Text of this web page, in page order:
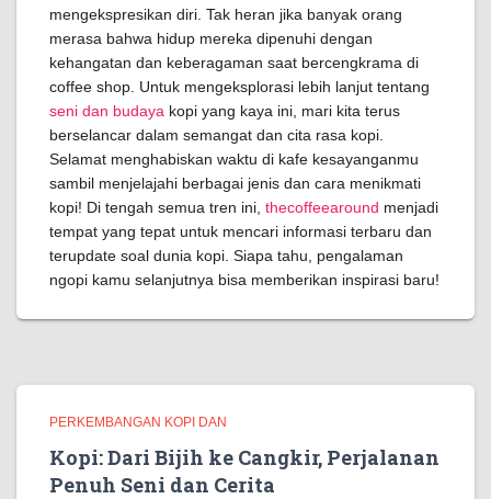
mengekspresikan diri. Tak heran jika banyak orang
merasa bahwa hidup mereka dipenuhi dengan
kehangatan dan keberagaman saat bercengkrama di
coffee shop. Untuk mengeksplorasi lebih lanjut tentang
seni dan budaya kopi yang kaya ini, mari kita terus
berselancar dalam semangat dan cita rasa kopi.
Selamat menghabiskan waktu di kafe kesayanganmu
sambil menjelajahi berbagai jenis dan cara menikmati
kopi! Di tengah semua tren ini, thecoffeearound menjadi
tempat yang tepat untuk mencari informasi terbaru dan
terupdate soal dunia kopi. Siapa tahu, pengalaman
ngopi kamu selanjutnya bisa memberikan inspirasi baru!
PERKEMBANGAN KOPI DAN
Kopi: Dari Bijih ke Cangkir, Perjalanan
Penuh Seni dan Cerita